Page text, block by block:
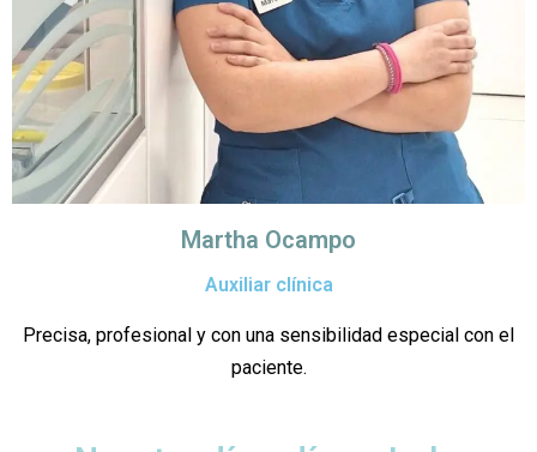
Martha Ocampo
Auxiliar clínica
Precisa, profesional y con una sensibilidad especial con el
paciente.